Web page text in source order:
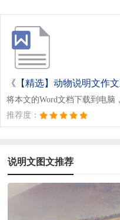
《【精选】动物说明文作文
将本文的Word文档下载到电脑
推荐度：
说明文图文推荐